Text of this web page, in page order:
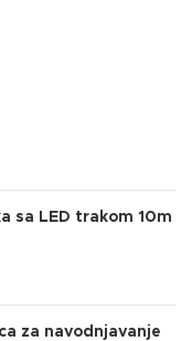
sa LED trakom 10m
za navodnjavanje